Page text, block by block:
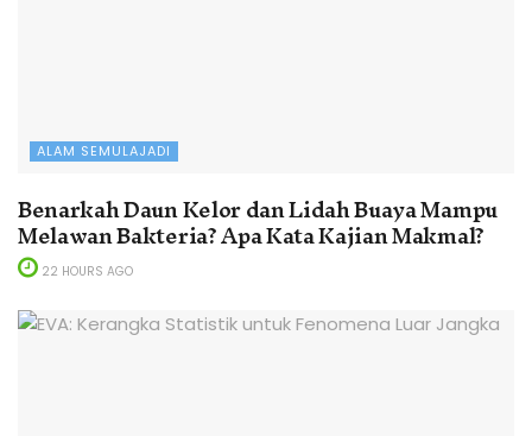
ALAM SEMULAJADI
Benarkah Daun Kelor dan Lidah Buaya Mampu
Melawan Bakteria? Apa Kata Kajian Makmal?
22 HOURS AGO